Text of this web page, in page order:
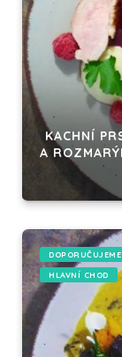
KACHNÍ
A
DOPORUČUJEME
HLAVNÍ CHOD